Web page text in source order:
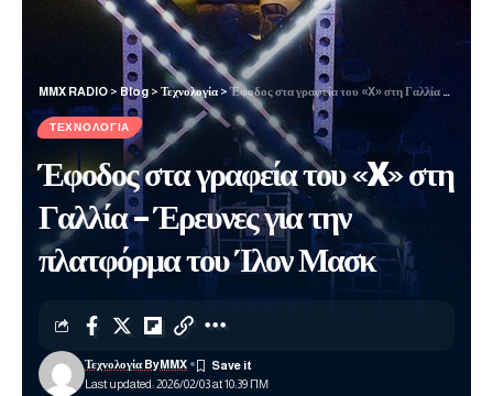
MMX RADIO > Blog > Τεχνολογία >Έφοδος στα γραφεία του «X» στη Γαλλία – Έρευνες για την πλατφόρμα του Ίλον Μασκ
ΤΕΧΝΟΛΟΓΊΑ
Έφοδος στα γραφεία του «X» στη
Γαλλία – Έρευνες για την
πλατφόρμα του Ίλον Μασκ
Last updated: 2026/02/03 at 10:39 ΠΜ
Τεχνολογία ByMMX